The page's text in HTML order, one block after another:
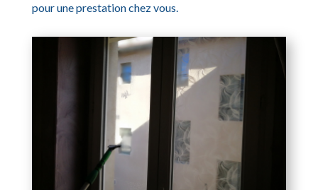
pour une prestation chez vous.